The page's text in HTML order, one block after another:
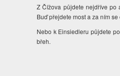
Z Čížova půjdete nejdříve po
Buď přejdete most a za ním
Nebo k Einsiedleru půjdete
břeh.